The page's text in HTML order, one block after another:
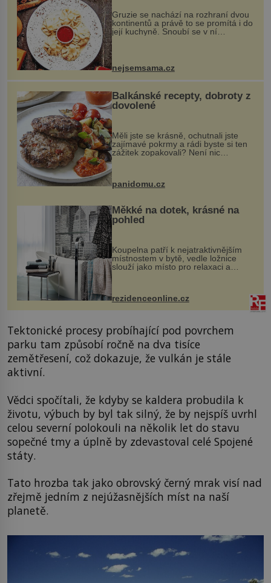
Gruzie se nachází na rozhraní dvou
kontinentů a právě to se promítá i do
její kuchyně. Snoubí se v ní
evropské a asijské chutě a díky tomu
pokrmy, které rozhodně st...
nejsemsama.cz
Balkánské recepty, dobroty z
dovolené
Měli jste se krásně, ochutnali jste
zajímavé pokrmy a rádi byste si ten
zážitek zopakovali? Není nic
snazšího. Pljeskavica (10 porcí)
Možná jste ji ochutnali na dovolené v
panidomu.cz
Měkké na dotek, krásné na
pohled
Koupelna patří k nejatraktivnějším
místnostem v bytě, vedle ložnice
slouží jako místo pro relaxaci a
odpočinek. Koupelnový textil –
ručníky, osušky a koberečky –
mohou jako mávnutím kouzelného
proutku...
rezidenceonline.cz
Tektonické procesy probíhající pod povrchem
parku tam způsobí ročně na dva tisíce
zemětřesení, což dokazuje, že vulkán je stále
aktivní.
Vědci spočítali, že kdyby se kaldera probudila k
životu, výbuch by byl tak silný, že by nejspíš uvrhl
celou severní polokouli na několik let do stavu
sopečné tmy a úplně by zdevastoval celé Spojené
státy.
Tato hrozba tak jako obrovský černý mrak visí nad
zřejmě jedním z nejúžasnějších míst na naší
planetě.